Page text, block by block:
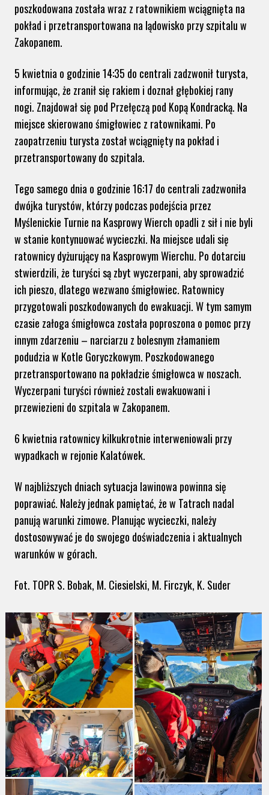
poszkodowana została wraz z ratownikiem wciągnięta na
pokład i przetransportowana na lądowisko przy szpitalu w
Zakopanem.
5 kwietnia o godzinie 14:35 do centrali zadzwonił turysta,
informując, że zranił się rakiem i doznał głębokiej rany
nogi. Znajdował się pod Przełęczą pod Kopą Kondracką. Na
miejsce skierowano śmigłowiec z ratownikami. Po
zaopatrzeniu turysta został wciągnięty na pokład i
przetransportowany do szpitala.
Tego samego dnia o godzinie 16:17 do centrali zadzwoniła
dwójka turystów, którzy podczas podejścia przez
Myślenickie Turnie na Kasprowy Wierch opadli z sił i nie byli
w stanie kontynuować wycieczki. Na miejsce udali się
ratownicy dyżurujący na Kasprowym Wierchu. Po dotarciu
stwierdzili, że turyści są zbyt wyczerpani, aby sprowadzić
ich pieszo, dlatego wezwano śmigłowiec. Ratownicy
przygotowali poszkodowanych do ewakuacji. W tym samym
czasie załoga śmigłowca została poproszona o pomoc przy
innym zdarzeniu – narciarzu z bolesnym złamaniem
podudzia w Kotle Goryczkowym. Poszkodowanego
przetransportowano na pokładzie śmigłowca w noszach.
Wyczerpani turyści również zostali ewakuowani i
przewiezieni do szpitala w Zakopanem.
6 kwietnia ratownicy kilkukrotnie interweniowali przy
wypadkach w rejonie Kalatówek.
W najbliższych dniach sytuacja lawinowa powinna się
poprawiać. Należy jednak pamiętać, że w Tatrach nadal
panują warunki zimowe. Planując wycieczki, należy
dostosowywać je do swojego doświadczenia i aktualnych
warunków w górach.
Fot. TOPR S. Bobak, M. Ciesielski, M. Firczyk, K. Suder